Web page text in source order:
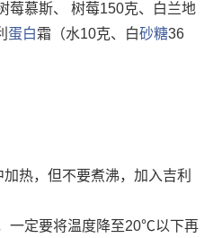
莓慕斯、 树莓150克、白兰地
蛋白霜（水10克、白砂糖36
热，但不要煮沸，加入吉利
一定要将温度降至20℃以下再